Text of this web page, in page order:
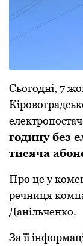
Сьогодні, 7
годину без
тисяча
Про це у
речниця
Данільченко.
За її